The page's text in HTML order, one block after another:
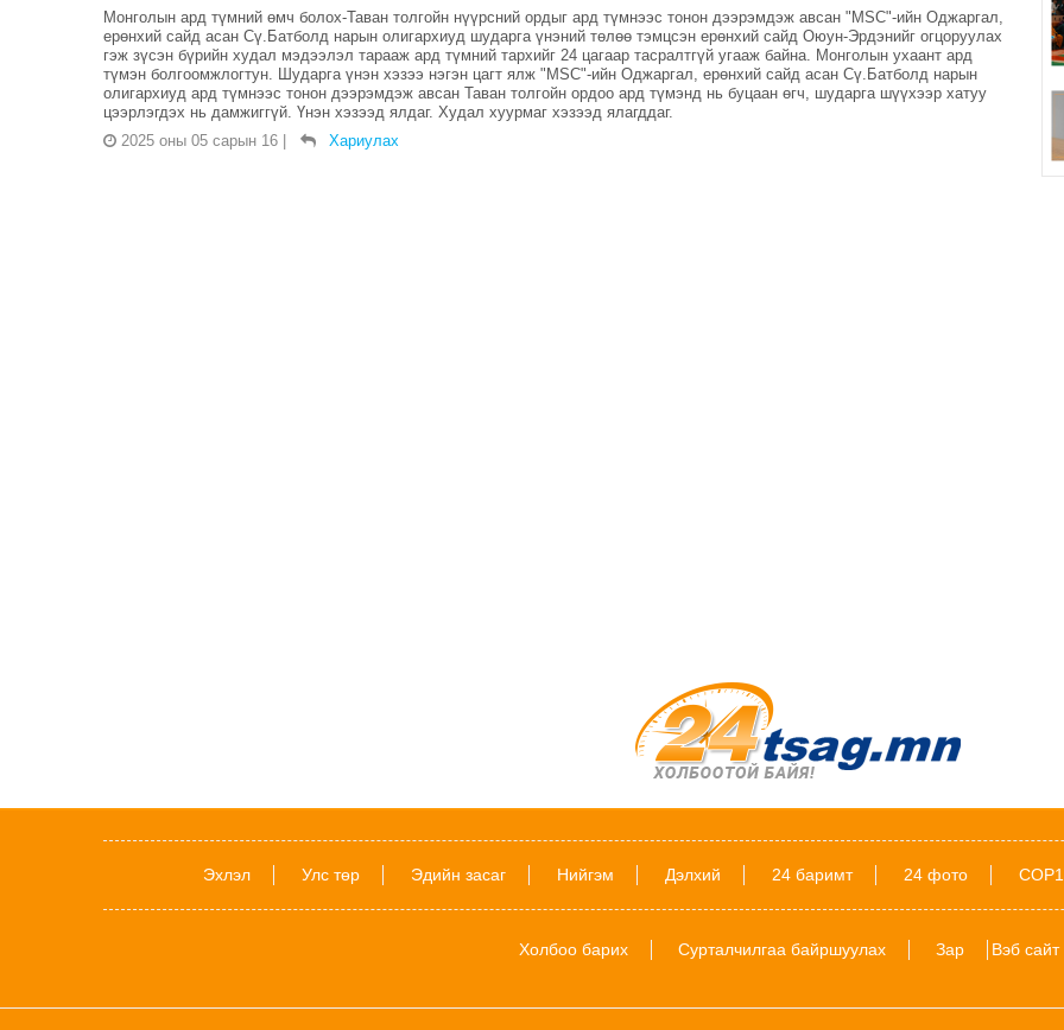
Монголын ард түмний өмч болох-Таван толгойн нүүрсний ордыг ард түмнээс тонон дээрэмдэж авсан "MSC"-ийн Оджаргал,
ерөнхий сайд асан Сү.Батболд нарын олигархиуд шударга үнэний төлөө тэмцсэн ерөнхий сайд Оюун-Эрдэнийг огцоруулах
гэж зүсэн бүрийн худал мэдээлэл тарааж ард түмний тархийг 24 цагаар тасралтгүй угааж байна. Монголын ухаант ард
түмэн болгоомжлогтун. Шударга үнэн хэзээ нэгэн цагт ялж "MSC"-ийн Оджаргал, ерөнхий сайд асан Сү.Батболд нарын
олигархиуд ард түмнээс тонон дээрэмдэж авсан Таван толгойн ордоо ард түмэнд нь буцаан өгч, шударга шүүхээр хатуу
цээрлэгдэх нь дамжиггүй. Үнэн хэзээд ялдаг. Худал хуурмаг хэзээд ялагддаг.
2025 оны 05 сарын 16
Хариулах
Эхлэл Улс төр Эдийн засаг Нийгэм Дэлхий 24 баримт 24 фото
Холбоо барих Сурталчилгаа байршуулах Зар Вэб сайт